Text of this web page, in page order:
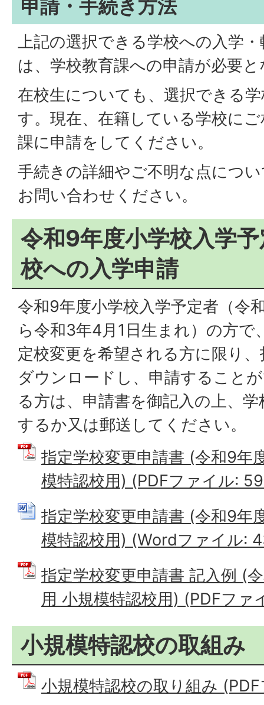
申請・手続き方法
上記の選択できる学校への入学
は、学校教育課への申請が必要
在校生についても、選択できる
す。現在、在籍している学校に
課に申請をしてください。
手続きの詳細やご不明な点につ
お問い合わせください。
令和9年度小学校入学
校への入学申請
令和9年度小学校入学予定者（令
ら令和3年4月1日生まれ）の方で
定校変更を希望される方に限り
ダウンロードし、申請すること
る方は、申請書を御記入の上、
するか又は郵送してください。
指定学校変更申請書 (令和9年
模特認校用) (PDFファイル:
指定学校変更申請書 (令和9年
模特認校用) (Wordファイル:
指定学校変更申請書 記入例 (
用 小規模特認校用) (PDFファ
小規模特認校の取組み
小規模特認校の取り組み